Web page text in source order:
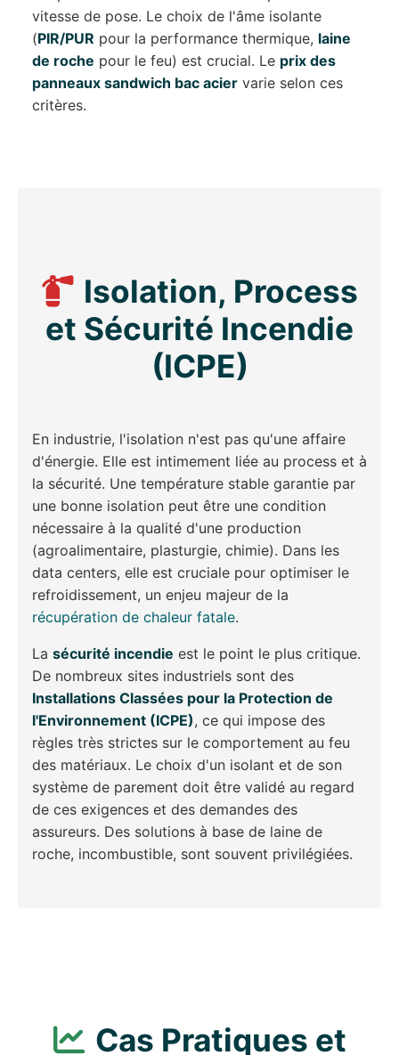
vitesse de pose. Le choix de l'âme isolante
(PIR/PUR pour la performance thermique, laine
de roche pour le feu) est crucial. Le prix des
panneaux sandwich bac acier varie selon ces
critères.
Isolation, Process
et Sécurité Incendie
(ICPE)
En industrie, l'isolation n'est pas qu'une affaire
d'énergie. Elle est intimement liée au process et à
la sécurité. Une température stable garantie par
une bonne isolation peut être une condition
nécessaire à la qualité d'une production
(agroalimentaire, plasturgie, chimie). Dans les
data centers, elle est cruciale pour optimiser le
refroidissement, un enjeu majeur de la
récupération de chaleur fatale.
La sécurité incendie est le point le plus critique.
De nombreux sites industriels sont des
Installations Classées pour la Protection de
l'Environnement (ICPE), ce qui impose des
règles très strictes sur le comportement au feu
des matériaux. Le choix d'un isolant et de son
système de parement doit être validé au regard
de ces exigences et des demandes des
assureurs. Des solutions à base de laine de
roche, incombustible, sont souvent privilégiées.
Cas Pratiques et